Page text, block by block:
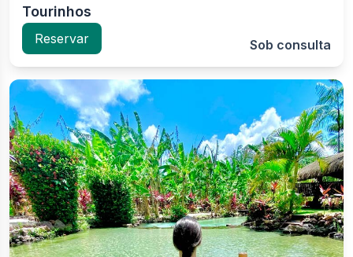
Tourinhos
Reservar Sob consulta